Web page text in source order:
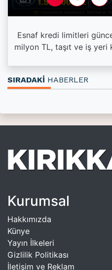
Esnaf kredi limitleri
milyon TL, taşıt ve iş
SIRADAKİ HABERLER
Kurumsal
Hakkımızda
Künye
Yayın İlkeleri
Gizlilik Politikası
İletişim ve Reklam